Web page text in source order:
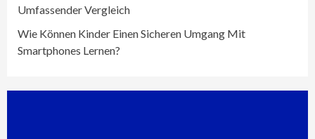
Umfassender Vergleich
Wie Können Kinder Einen Sicheren Umgang Mit
Smartphones Lernen?